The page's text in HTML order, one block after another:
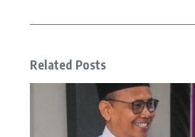
Related Posts